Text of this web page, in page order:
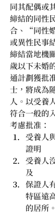
同其配偶或
締結的同性
合、“同性
或異性民事
締結當地機
歲以下未婚
通計劃獲批
士，將成為
人。以受養
符合一般的
考慮批准
受養人
證明
受養人
及
保證人
特區遠
的居所。